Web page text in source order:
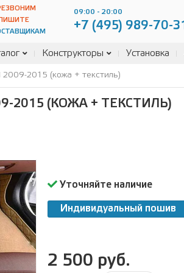
09:00 - 20:00
+7 (495) 989-70-31
Конструкторы Установка
2009-2015 (кожа + текстиль)
2015 (КОЖА + ТЕКСТИЛЬ)
Уточняйте наличие
Индивидуальный пошив
2 500 руб.